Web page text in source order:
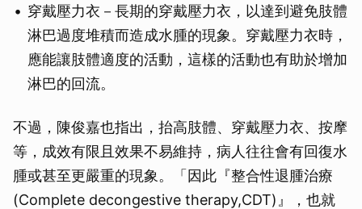
穿戴壓力衣－長期的穿戴壓力衣，以達到避免肢體
淋巴過度堆積而造成水腫的現象。穿戴壓力衣時，
應能讓肢體適度的活動，這樣的活動也有助於增加
淋巴的回流。
不過，陳俊嘉也指出，抬高肢體、穿戴壓力衣、按摩
等，成效有限且效果不易維持，病人往往會有回復水
腫或甚至更嚴重的現象。「因此『整合性退腫治療
(Complete decongestive therapy,CDT)』，也就